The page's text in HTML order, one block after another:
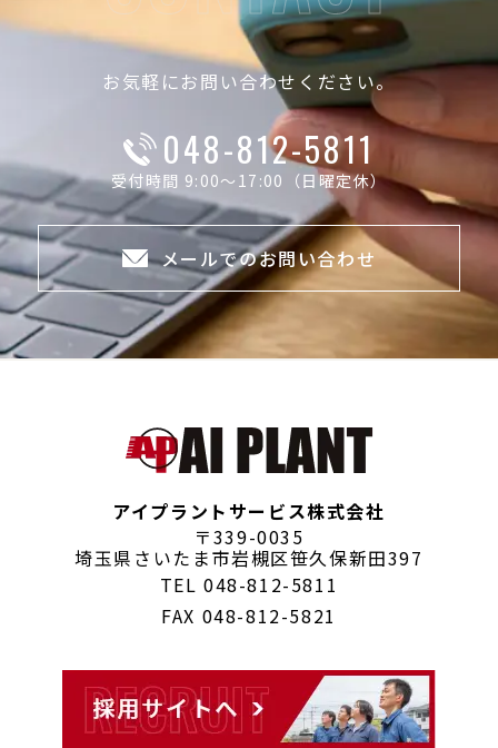
お気軽にお問い合わせください。
048-812-5811
受付時間 9:00～17:00（日曜定休）
メールでのお問い合わせ
アイプラントサービス株式会社
〒339-0035
埼玉県さいたま市岩槻区笹久保新田397
TEL048-812-5811
FAX 048-812-5821